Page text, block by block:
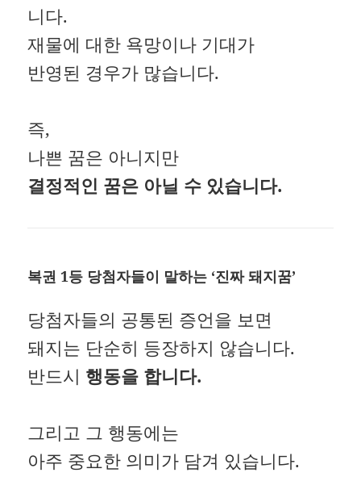
니다.
재물에 대한 욕망이나 기대가
반영된 경우가 많습니다.
즉,
나쁜 꿈은 아니지만
결정적인 꿈은 아닐 수 있습니다.
복권 1등 당첨자들이 말하는 ‘진짜 돼지꿈’
당첨자들의 공통된 증언을 보면
돼지는 단순히 등장하지 않습니다.
반드시 행동을 합니다.
그리고 그 행동에는
아주 중요한 의미가 담겨 있습니다.